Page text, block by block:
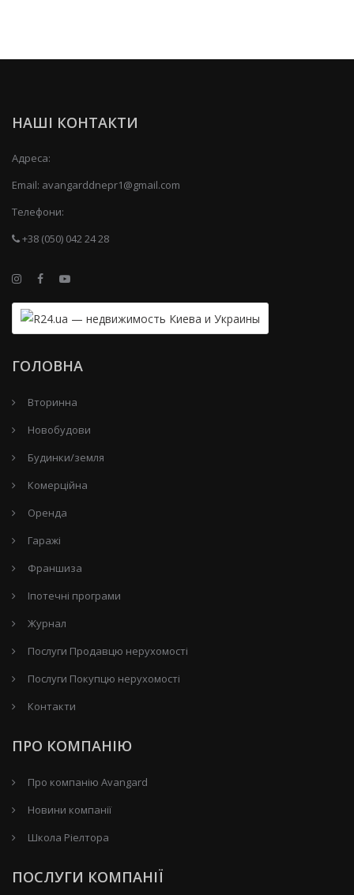
НАШІ КОНТАКТИ
Адреса:
Email: avangarddnepr1@gmail.com
Телефони:
+38 (050) 042 24 28
ГОЛОВНА
Вторинна
Новобудови
Будинки/земля
Комерційна
Оренда
Гаражі
Франшиза
Іпотечні програми
Журнал
Послуги Продавцю нерухомості
Послуги Покупцю нерухомості
Контакти
ПРО КОМПАНІЮ
Про компанію Avangard
Новини компанії
Школа Ріелтора
ПОСЛУГИ КОМПАНІЇ